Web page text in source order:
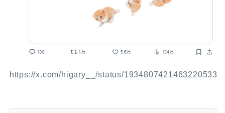
https://x.com/higary__/status/1934807421463220533